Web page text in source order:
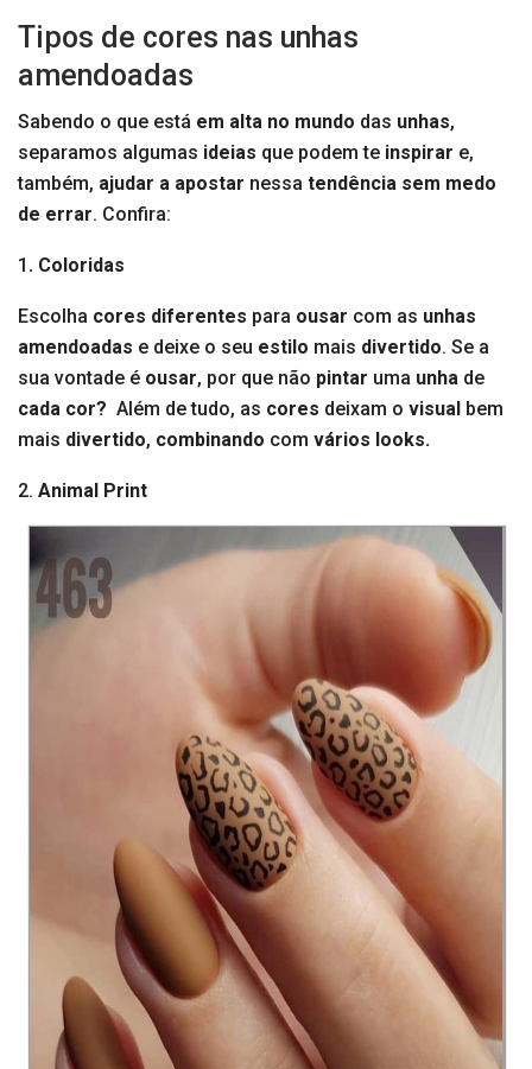
Tipos de cores nas unhas
amendoadas
Sabendo o que está em alta no mundo das unhas,
separamos algumas ideias que podem te inspirar e,
também, ajudar a apostar nessa tendência sem medo
de errar. Confira:
1 . Coloridas
Escolha cores diferentes para ousar com as unhas
amendoadas e deixe o seu estilo mais divertido. Se a
sua vontade é ousar, por que não pintar uma unha de
cada cor? Além de tudo, as cores deixam o visual bem
mais divertido, combinando com vários looks.
2. Animal Print